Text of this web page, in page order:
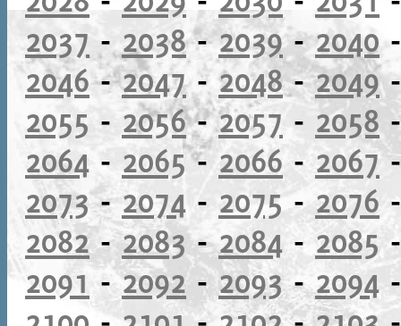
2037 - 2038-2039-2040
2046-2047- 2048-2049
2055 - 2056-2057 - 2058
2064 - 2065-2066-2067
2073-2074 - 2075-2076
2082-2083-2084-2085
2091 -2092-2093-2094